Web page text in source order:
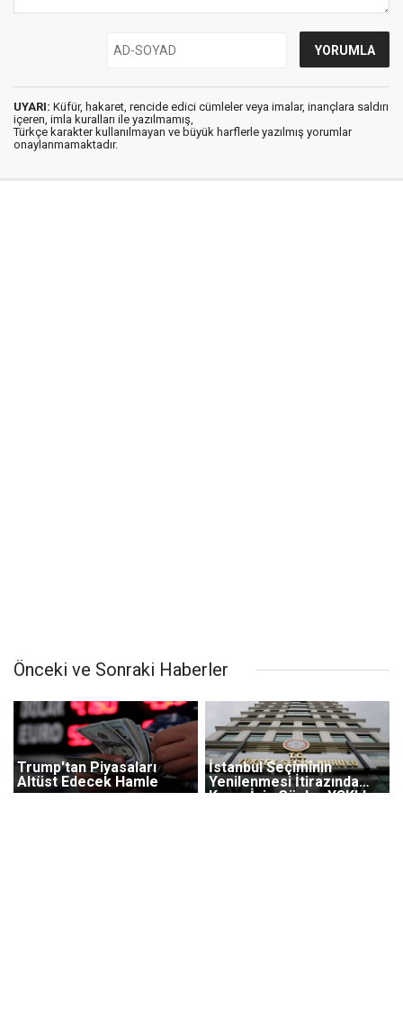
UYARI: Küfür, hakaret, rencide edici cümleler veya imalar, inançlara saldırı
içeren, imla kuralları ile yazılmamış,
Türkçe karakter kullanılmayan ve büyük harflerle yazılmış yorumlar
onaylanmamaktadır.
Önceki ve Sonraki Haberler
Trump'tan Piyasaları
Altüst Edecek Hamle
İstanbul Seçiminin
Yenilenmesi İtirazında
Karar İçin Gözler YSK'da